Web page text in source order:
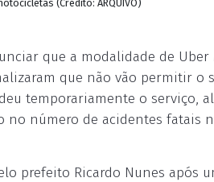
(Crédito: ARQUIVO)
que a modalidade de
que não vão permitir o
temporariamente o serviço,
no número de acidentes fatais
prefeito Ricardo Nunes após